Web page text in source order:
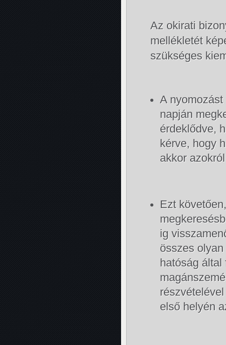
Az okirati
mellékletét
szükséges
A
napján
érdeklődve,
kérve, hogy
akkor
Ezt
ig
összes
hatóság
első helyén